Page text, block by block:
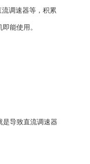
调速器等，积累
能使用。
是导致直流调速器